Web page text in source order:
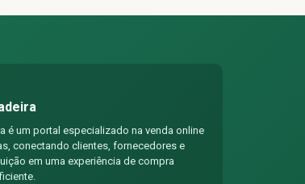
é um portal especializado na venda online
conectando clientes, fornecedores e
em uma experiência de compra